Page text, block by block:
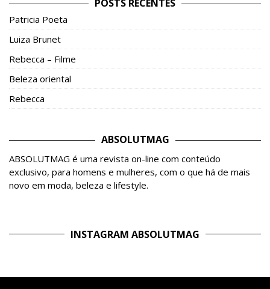
POSTS RECENTES
Patricia Poeta
Luiza Brunet
Rebecca – Filme
Beleza oriental
Rebecca
ABSOLUTMAG
ABSOLUTMAG é uma revista on-line com conteúdo
exclusivo, para homens e mulheres, com o que há de mais
novo em moda, beleza e lifestyle.
INSTAGRAM ABSOLUTMAG